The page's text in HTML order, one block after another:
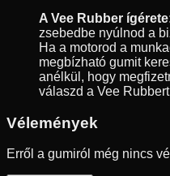
A Vee Rubber
zsebedbe nyúlnod a
Ha a motorod a
megbízható gumit
anélkül, hogy
válaszd a Vee
Vélemények
Erről a gumiról még nincs